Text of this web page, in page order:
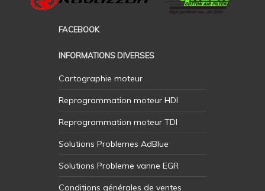
FACEBOOK
INFORMATIONS DIVERSES
Cartographie moteur
Reprogrammation moteur HDI
Reprogrammation moteur TDI
Solutions Problemes AdBlue
Solutions Probleme vanne EGR
Conditions générales de ventes